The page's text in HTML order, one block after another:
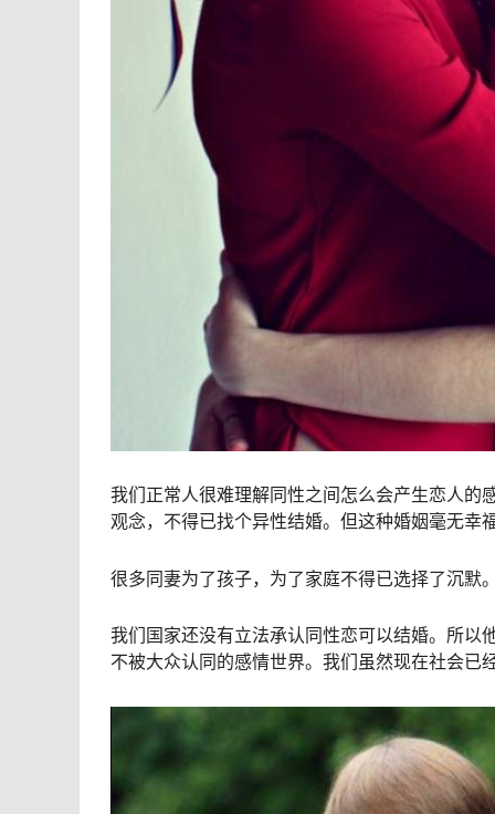
我们正常人很难理解同性之间怎么会产生恋人的
观念，不得已找个异性结婚。但这种婚姻毫无幸
很多同妻为了孩子，为了家庭不得已选择了沉默
我们国家还没有立法承认同性恋可以结婚。所以
不被大众认同的感情世界。我们虽然现在社会已